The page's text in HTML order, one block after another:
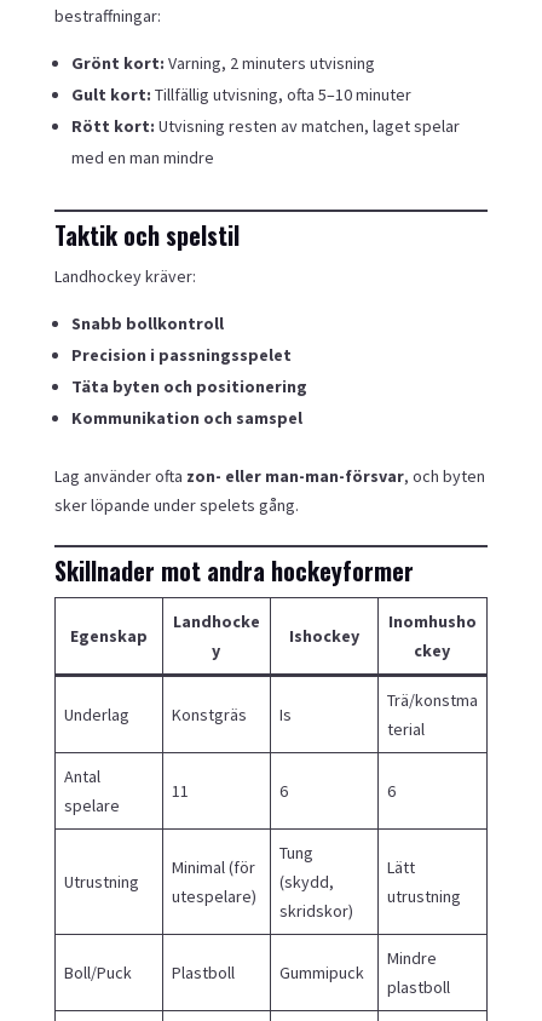
bestraffningar:
Grönt kort: Varning, 2 minuters utvisning
Gult kort: Tillfällig utvisning, ofta 5–10 minuter
Rött kort: Utvisning resten av matchen, laget spelar
med en man mindre
Taktik och spelstil
Landhockey kräver:
Snabb bollkontroll
Precision i passningsspelet
Täta byten och positionering
Kommunikation och samspel
Lag använder ofta zon- eller man-man-försvar, och byten
sker löpande under spelets gång.
Skillnader mot andra hockeyformer
Egenskap
Landhocke
y
Ishockey
Inomhusho
ckey
Underlag Konstgräs Is
Trä/konstma
terial
Antal
spelare
11 6 6
Utrustning
Minimal (för
utespelare)
Tung
(skydd,
skridskor)
Lätt
utrustning
Boll/Puck Plastboll Gummipuck
Mindre
plastboll